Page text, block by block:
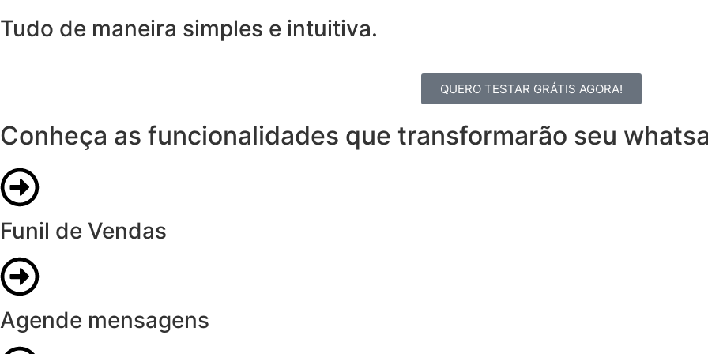
Tudo de maneira simples e intuitiva.
QUERO TESTAR GRÁTIS AGORA!
Conheça as funcionalidades que transformarão seu
Funil de Vendas
Agende mensagens